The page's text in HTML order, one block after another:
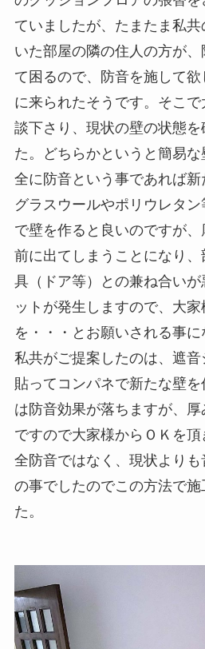
ていましたが、たまたま私
いた部屋の隣の住人の方が、
て困るので、防音を施して
に来られたそうです。そこ
談下さり、現状の壁の状態
た。どちらかというと簡易
全に防音という事であれば新
グラスウールやポリウレタ
で壁を作ると良いのですが
前に出てしまうことになり
具（ドア等）との兼ね合いが
ットが発生しますので、大
を・・・とお願いされる事
私共がご提案したのは、遮
貼ってコンパネで新たな壁
は防音効果が落ちますが、
ですので大家様からＯＫを
全防音ではなく、現状よりも
の事でしたのでこの方法で施
た。